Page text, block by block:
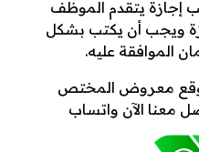
إجازة يتقدم الموظف
ويجب أن يكتب بشكل
الموافقة عليه.
معروض المختص
معنا الآن واتساب